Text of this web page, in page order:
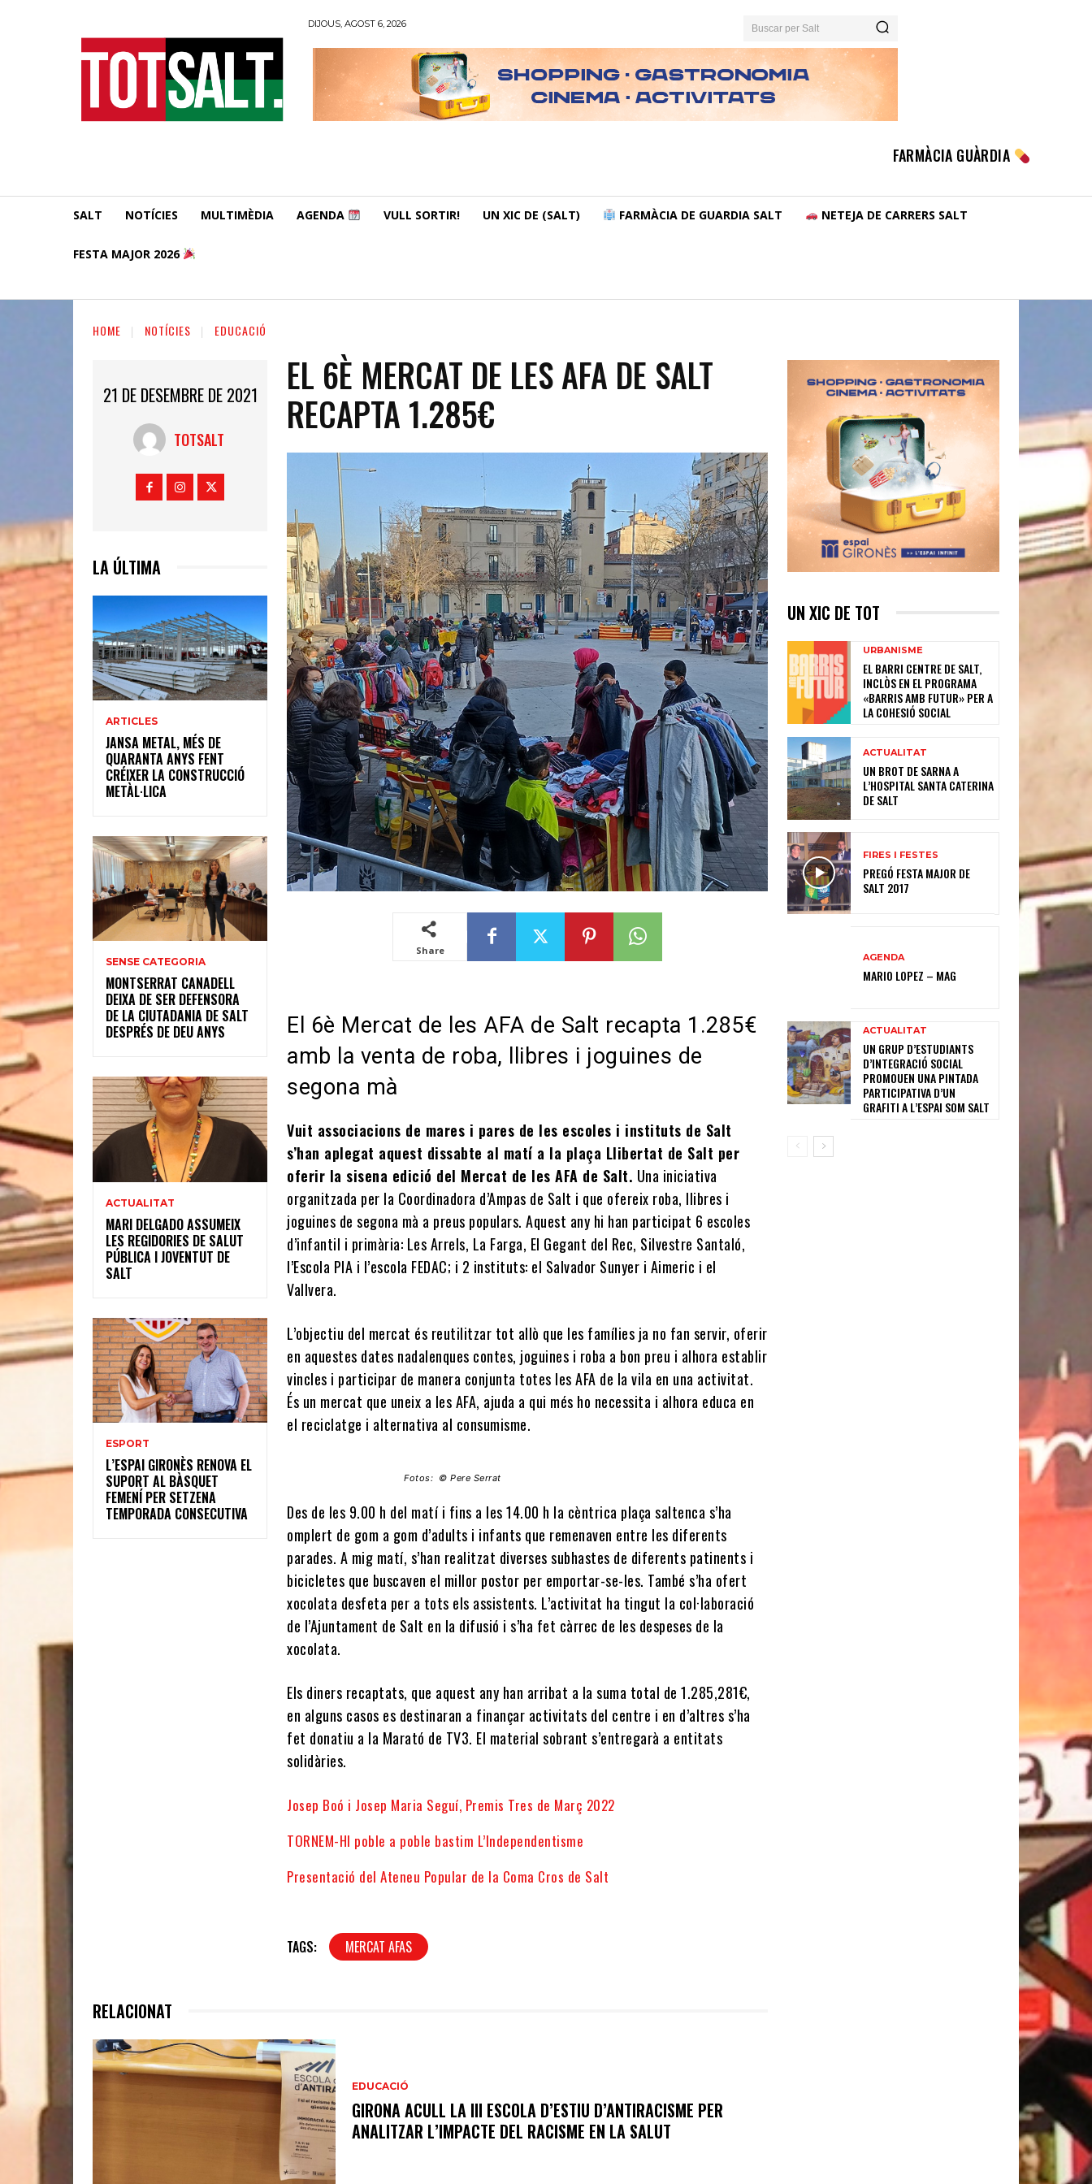
DIJOUS, AGOST 6, 2026 Buscar per Salt
FARMÀCIA GUÀRDIA
SALT NOTÍCIES MULTIMÈDIA AGENDA VULL SORTIR! UN XIC DE (SALT) FARMÀCIA DE GUARDIA SALT NETEJA DE CARRERS SALT
FESTA MAJOR 2026
HOME NOTÍCIES EDUCACIÓ
21 DE DESEMBRE DE 2021
TOTSALT
LA ÚLTIMA
ARTICLES
JANSA METAL, MÉS DE
QUARANTA ANYS FENT
CRÉIXER LA CONSTRUCCIÓ
METÀL·LICA
SENSE CATEGORIA
MONTSERRAT CANADELL
DEIXA DE SER DEFENSORA
DE LA CIUTADANIA DE SALT
DESPRÉS DE DEU ANYS
ACTUALITAT
MARI DELGADO ASSUMEIX
LES REGIDORIES DE SALUT
PÚBLICA I JOVENTUT DE
SALT
ESPORT
L’ESPAI GIRONÈS RENOVA EL
SUPORT AL BÀSQUET
FEMENÍ PER SETZENA
TEMPORADA CONSECUTIVA
EL 6È MERCAT DE LES AFA DE SALT
RECAPTA 1.285€
Share
El 6è Mercat de les AFA de Salt recapta 1.285€
amb la venta de roba, llibres i joguines de
segona mà
Vuit associacions de mares i pares de les escoles i instituts de Salt
s’han aplegat aquest dissabte al matí a la plaça Llibertat de Salt per
oferir la sisena edició del Mercat de les AFA de Salt. Una iniciativa
organitzada per la Coordinadora d’Ampas de Salt i que ofereix roba, llibres i
joguines de segona mà a preus populars. Aquest any hi han participat 6 escoles
d’infantil i primària: Les Arrels, La Farga, El Gegant del Rec, Silvestre Santaló,
l’Escola PIA i l’escola FEDAC; i 2 instituts: el Salvador Sunyer i Aimeric i el
Vallvera.
L’objectiu del mercat és reutilitzar tot allò que les famílies ja no fan servir, oferir
en aquestes dates nadalenques contes, joguines i roba a bon preu i alhora establir
vincles i participar de manera conjunta totes les AFA de la vila en una activitat.
És un mercat que uneix a les AFA, ajuda a qui més ho necessita i alhora educa en
el reciclatge i alternativa al consumisme.
Fotos: © Pere Serrat
Des de les 9.00 h del matí i fins a les 14.00 h la cèntrica plaça saltenca s’ha
omplert de gom a gom d’adults i infants que remenaven entre les diferents
parades. A mig matí, s’han realitzat diverses subhastes de diferents patinents i
bicicletes que buscaven el millor postor per emportar-se-les. També s’ha ofert
xocolata desfeta per a tots els assistents. L’activitat ha tingut la col·laboració
de l’Ajuntament de Salt en la difusió i s’ha fet càrrec de les despeses de la
xocolata.
Els diners recaptats, que aquest any han arribat a la suma total de 1.285,281€,
en alguns casos es destinaran a finançar activitats del centre i en d’altres s’ha
fet donatiu a la Marató de TV3. El material sobrant s’entregarà a entitats
solidàries.
Josep Boó i Josep Maria Seguí, Premis Tres de Març 2022
TORNEM-HI poble a poble bastim L’Independentisme
Presentació del Ateneu Popular de la Coma Cros de Salt
TAGS: MERCAT AFAS
RELACIONAT
EDUCACIÓ
GIRONA ACULL LA III ESCOLA D’ESTIU D’ANTIRACISME PER
ANALITZAR L’IMPACTE DEL RACISME EN LA SALUT
UN XIC DE TOT
URBANISME
EL BARRI CENTRE DE SALT,
INCLÒS EN EL PROGRAMA
«BARRIS AMB FUTUR» PER A
LA COHESIÓ SOCIAL
ACTUALITAT
UN BROT DE SARNA A
L’HOSPITAL SANTA CATERINA
DE SALT
FIRES I FESTES
PREGÓ FESTA MAJOR DE
SALT 2017
AGENDA
MARIO LOPEZ – MAG
ACTUALITAT
UN GRUP D’ESTUDIANTS
D’INTEGRACIÓ SOCIAL
PROMOUEN UNA PINTADA
PARTICIPATIVA D’UN
GRAFITI A L’ESPAI SOM SALT